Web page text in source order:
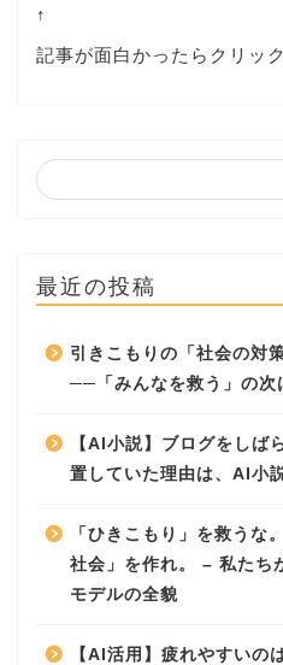
↑
記事が面白かったらクリッ
最近の投稿
引きこもりの「社会の対
──「みんなを救う」の次
【AI小説】ブログをしば
置していた理由は、AI小
「ひきこもり」を救うな
社会」を作れ。 – 私たち
モデルの全貌
【AI活用】疲れやすいの